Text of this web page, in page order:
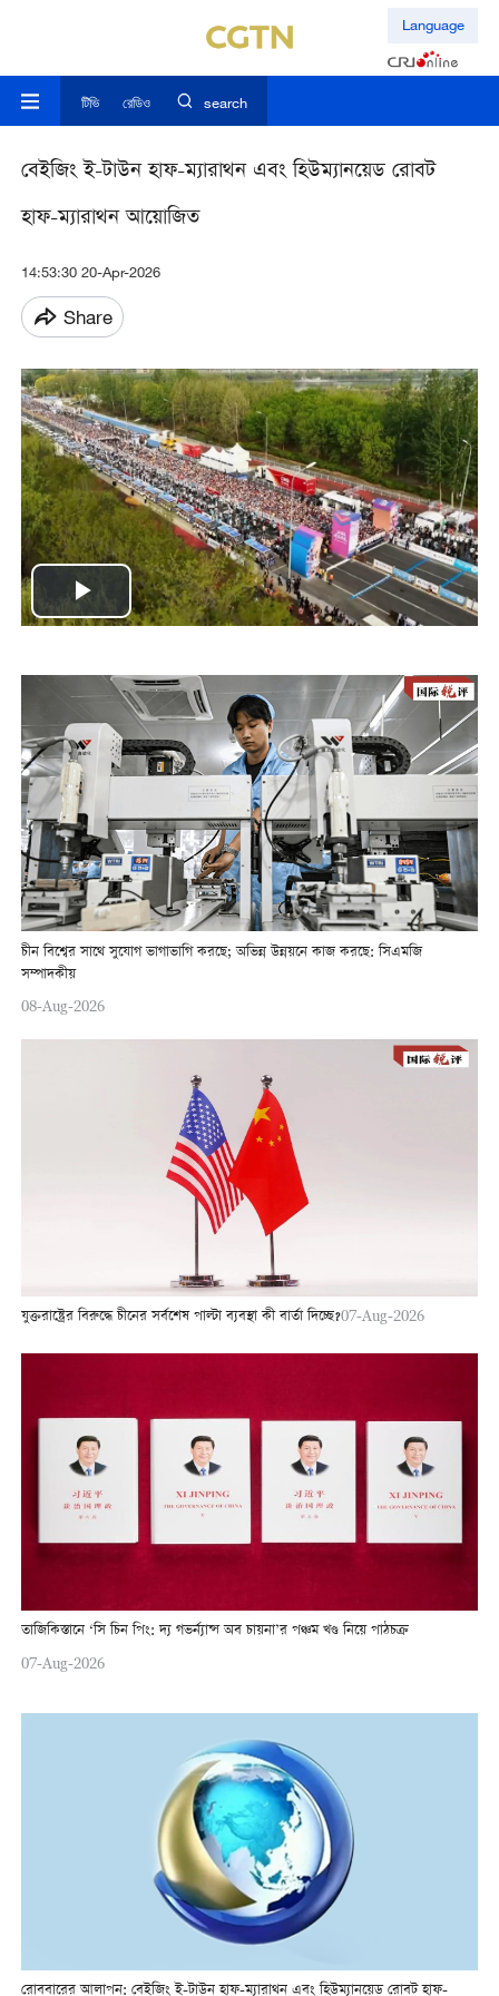
Language
টিভি রেডিও search
বেইজিং ই-টাউন হাফ-ম্যারাথন এবং হিউম্যানয়েড রোবট
হাফ-ম্যারাথন আয়োজিত
14:53:30 20-Apr-2026
Share
Play
Video
চীন বিশ্বের সাথে সুযোগ ভাগাভাগি করছে; অভিন্ন উন্নয়নে কাজ করছে: সিএমজি
সম্পাদকীয়
08-Aug-2026
যুক্তরাষ্ট্রের বিরুদ্ধে চীনের সর্বশেষ পাল্টা ব্যবস্থা কী বার্তা দিচ্ছে?07-Aug-2026
তাজিকিস্তানে ‘সি চিন পিং: দ্য গভর্ন্যান্স অব চায়না’র পঞ্চম খণ্ড নিয়ে পাঠচক্র
07-Aug-2026
রোববারের আলাপন: বেইজিং ই-টাউন হাফ-ম্যারাথন এবং হিউম্যানয়েড রোবট হাফ-